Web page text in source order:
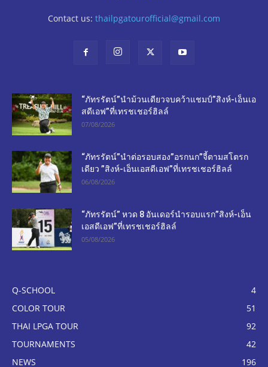
Contact us: thailpgatourofficial@gmail.com
“ภัทรรัตน์”นำม้วนเดียวจบคว้าแชมป์”สิงห์-เอ็นเอ
สดีเอฟ”ที่เทรชเชอร์ฮิลล์
07/08/2026
“ภัทรรัตน์”นำต่อรอบสอง”อรกนก”จี้ตามสโตรก
เดียว ”สิงห์-เอ็นเอสดีเอฟ”ที่เทรชเชอร์ฮิลล์
06/08/2026
“ภัทรรัตน์” หวด 8 อันเดอร์นำรอบแรก”สิงห์-เอ็น
เอสดีเอฟ”ที่เทรชเชอร์ฮิลล์
05/08/2026
Q-SCHOOL
4
COLOR TOUR
51
THAI LPGA TOUR
92
TOURNAMENTS
42
NEWS
196